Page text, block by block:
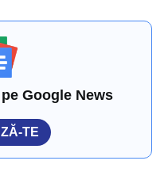
Google News
TE